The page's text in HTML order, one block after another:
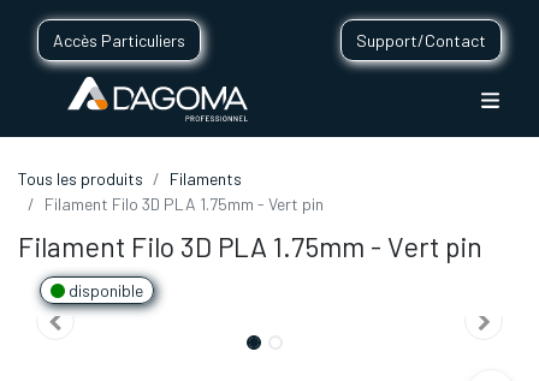
Accès Particuliers Support/Contact
Tous les produits
Filaments
Filament Filo 3D PLA 1.75mm - Vert pin
Filament Filo 3D PLA 1.75mm - Vert pin
disponible